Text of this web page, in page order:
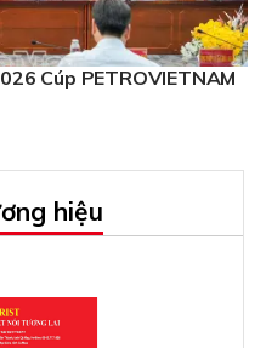
Cúp PETROVIETNAM
hiệu